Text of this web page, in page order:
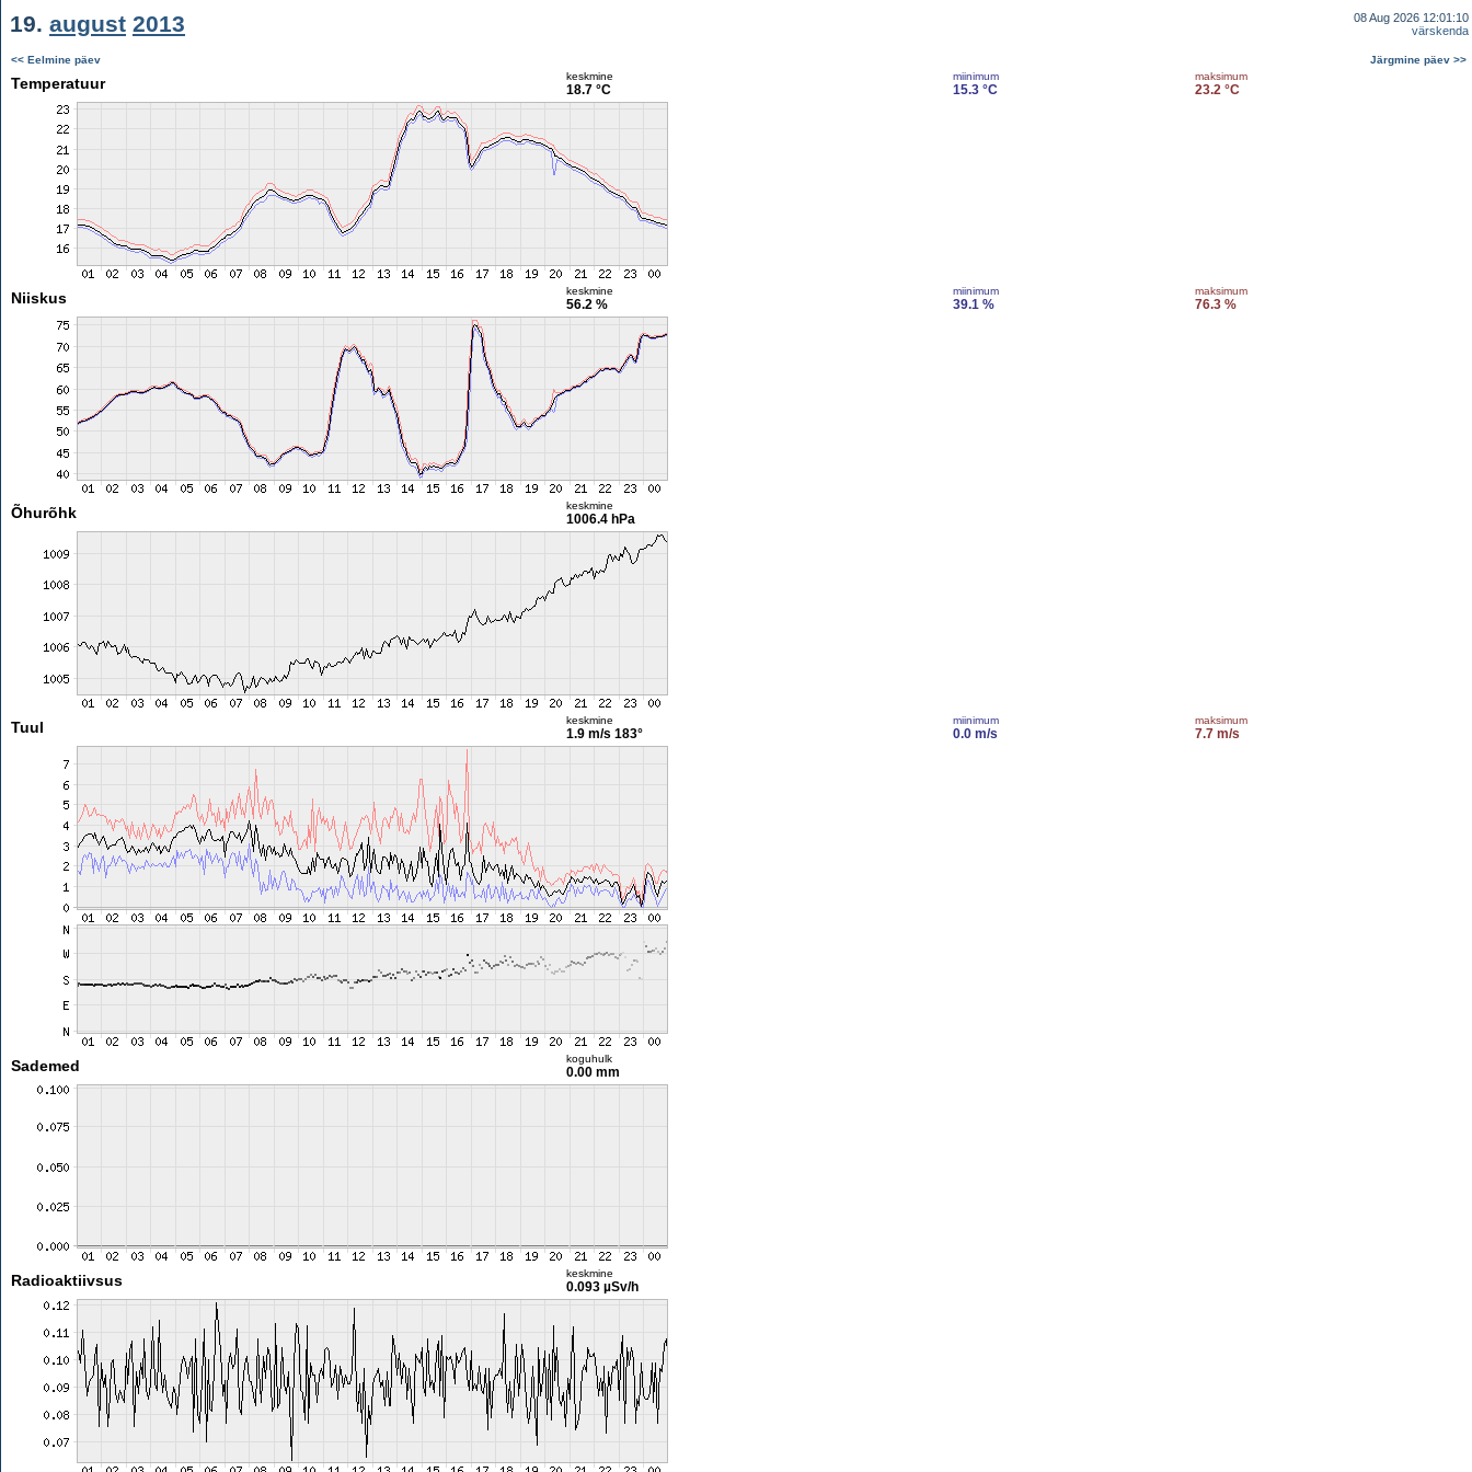
19. august 2013
08 Aug 2026 12:01:10
värskenda
<< Eelmine päev Järgmine päev >>
Temperatuur keskmine
18.7 °C
miinimum
15.3 °C
maksimum
23.2 °C
Niiskus keskmine
56.2 %
miinimum
39.1 %
maksimum
76.3 %
Õhurõhk keskmine
1006.4 hPa
Tuul keskmine
1.9 m/s 183°
miinimum
0.0 m/s
maksimum
7.7 m/s
Sademed koguhulk
0.00 mm
Radioaktiivsus keskmine
0.093 µSv/h